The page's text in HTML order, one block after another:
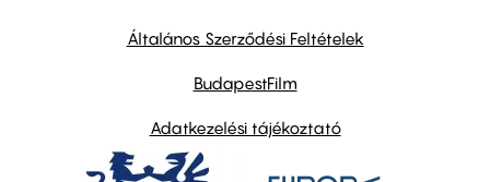
Általános Szerződési Feltételek
BudapestFilm
Adatkezelési tájékoztató